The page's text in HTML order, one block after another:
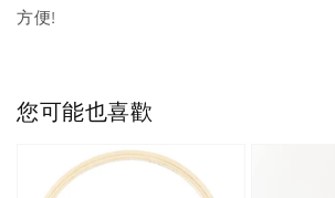
方便!
您可能也喜歡